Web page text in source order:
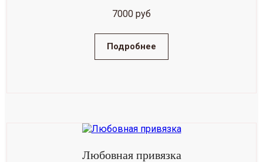
7000 руб
Подробнее
Любовная привязка